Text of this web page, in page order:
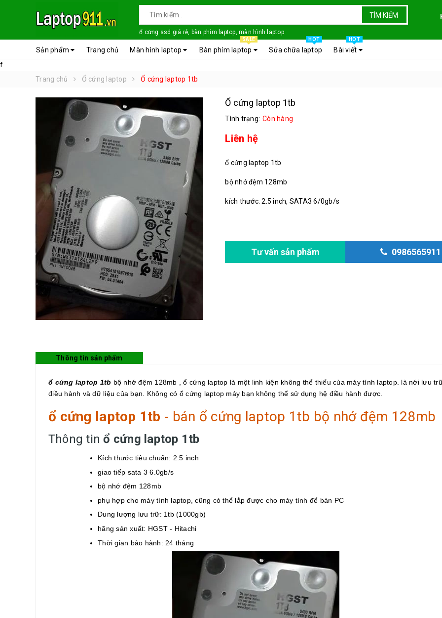
TÌM KIẾM
ổ cứng ssd giá rẻ, bàn phím laptop, màn hình laptop
Sản phẩm Trang chủ Màn hình laptop Bàn phím laptop
SALE
Sửa chữa laptop
HOT
Bài viết
HOT
f
Trang chủ
Ổ cứng laptop Ổ cứng laptop 1tb
Ổ cứng laptop 1tb
Tình trạng: Còn hàng
Liên hệ
ổ cứng laptop 1tb
bộ nhớ đệm 128mb
kích thước: 2.5 inch, SATA3 6/0gb/s
Tư vấn sản phẩm 0986565911
Thông tin sản phẩm
ổ cứng laptop 1tb bộ nhớ đệm 128mb , ổ cứng laptop là một linh kiện không thể thiếu của máy tính laptop. là nới lưu
điều hành và dữ liệu của bạn. Không có ổ cứng laptop máy bạn không thể sử dụng hệ điều hành được.
ổ cứng laptop 1tb - bán ổ cứng laptop 1tb bộ nhớ đệm 128mb
Thông tinổ cứng laptop 1tb
Kích thước tiêu chuẩn: 2.5 inch
giao tiếp sata 3 6.0gb/s
bộ nhớ đệm 128mb
phụ hợp cho máy tính laptop, cũng có thể lắp được cho máy tính để bàn PC
Dung lượng lưu trữ: 1tb (1000gb)
hãng sản xuất: HGST - Hitachi
Thời gian bảo hành: 24 tháng